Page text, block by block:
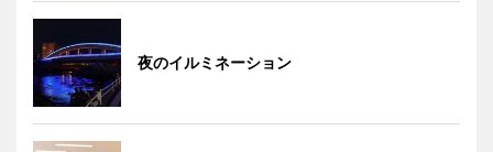
夜のイルミネーション